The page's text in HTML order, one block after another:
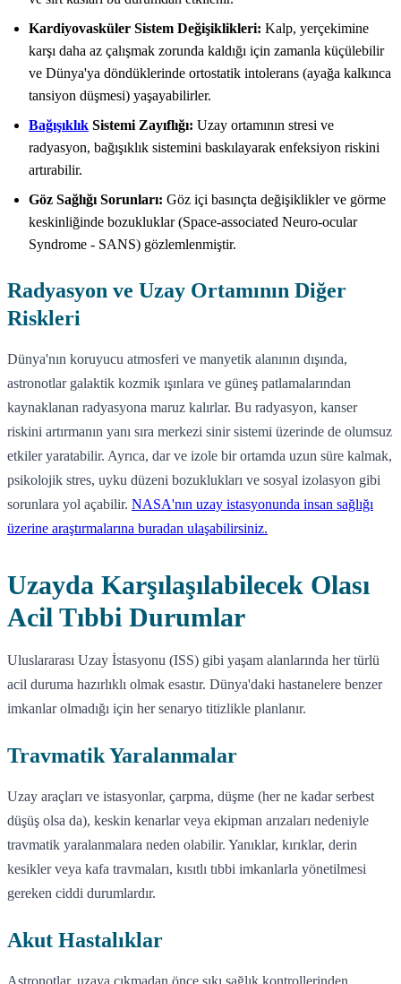
Kardiyovasküler Sistem Değişiklikleri: Kalp, yerçekimine
karşı daha az çalışmak zorunda kaldığı için zamanla küçülebilir
ve Dünya'ya döndüklerinde ortostatik intolerans (ayağa kalkınca
tansiyon düşmesi) yaşayabilirler.
Bağışıklık Sistemi Zayıflığı: Uzay ortamının stresi ve
radyasyon, bağışıklık sistemini baskılayarak enfeksiyon riskini
artırabilir.
Göz Sağlığı Sorunları: Göz içi basınçta değişiklikler ve görme
keskinliğinde bozukluklar (Space-associated Neuro-ocular
Syndrome - SANS) gözlemlenmiştir.
Radyasyon ve Uzay Ortamının Diğer
Riskleri
Dünya'nın koruyucu atmosferi ve manyetik alanının dışında,
astronotlar galaktik kozmik ışınlara ve güneş patlamalarından
kaynaklanan radyasyona maruz kalırlar. Bu radyasyon, kanser
riskini artırmanın yanı sıra merkezi sinir sistemi üzerinde de olumsuz
etkiler yaratabilir. Ayrıca, dar ve izole bir ortamda uzun süre kalmak,
psikolojik stres, uyku düzeni bozuklukları ve sosyal izolasyon gibi
sorunlara yol açabilir. NASA'nın uzay istasyonunda insan sağlığı
üzerine araştırmalarına buradan ulaşabilirsiniz.
Uzayda Karşılaşılabilecek Olası
Acil Tıbbi Durumlar
Uluslararası Uzay İstasyonu (ISS) gibi yaşam alanlarında her türlü
acil duruma hazırlıklı olmak esastır. Dünya'daki hastanelere benzer
imkanlar olmadığı için her senaryo titizlikle planlanır.
Travmatik Yaralanmalar
Uzay araçları ve istasyonlar, çarpma, düşme (her ne kadar serbest
düşüş olsa da), keskin kenarlar veya ekipman arızaları nedeniyle
travmatik yaralanmalara neden olabilir. Yanıklar, kırıklar, derin
kesikler veya kafa travmaları, kısıtlı tıbbi imkanlarla yönetilmesi
gereken ciddi durumlardır.
Akut Hastalıklar
Astronotlar, uzaya çıkmadan önce sıkı sağlık kontrollerinden